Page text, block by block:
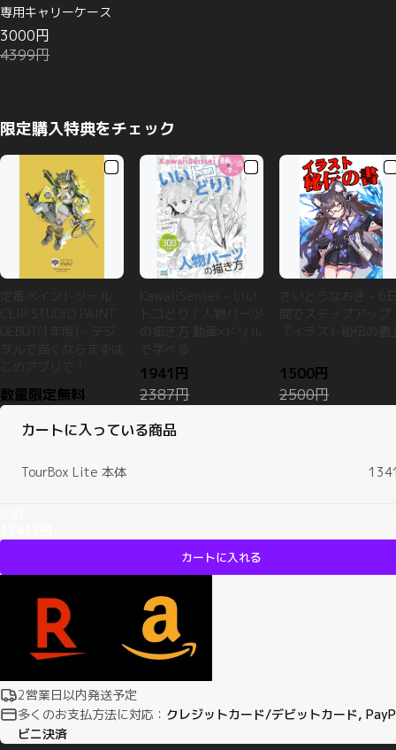
専用キャリーケース
3000円
4399円
限定購入特典をチェック
数量限定無料
1941円
2387円
1500円
2500円
カートに入っている商品
TourBox Lite 本体
カートに入れる
2営業日以内発送予定
多くのお支払方法に対応： クレジットカード/デビットカード,
ビニ決済